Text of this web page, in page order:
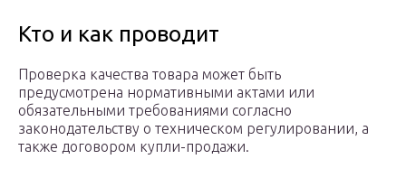
Кто и как проводит
Проверка качества товара может быть
предусмотрена нормативными актами или
обязательными требованиями согласно
законодательству о техническом регулировании, а
также договором купли-продажи.